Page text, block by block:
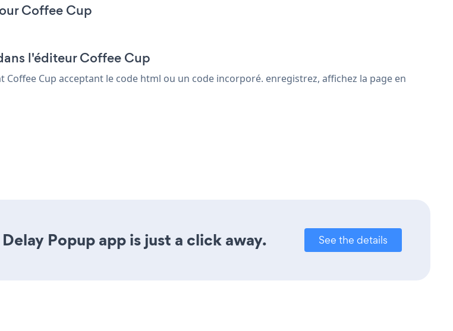
Coffee Cup
l'éditeur Coffee Cup
Cup acceptant le code html ou un code incorporé. enregistrez, affichez la page en
Popup app is just a click away. See the details